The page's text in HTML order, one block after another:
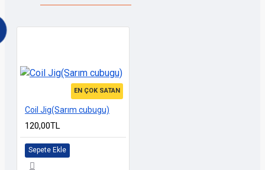
EN ÇOK SATAN
Coil Jig(Sarım cubugu)
120,00TL
Sepete Ekle